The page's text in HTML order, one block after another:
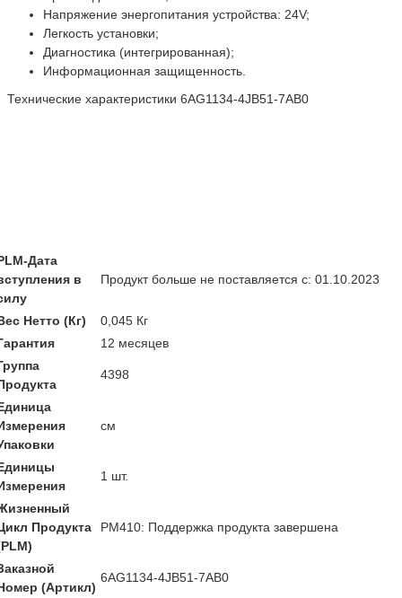
Напряжение энергопитания устройства: 24V;
Легкость установки;
Диагностика (интегрированная);
Информационная защищенность.
Технические характеристики 6AG1134-4JB51-7AB0
Дата
в
Продукт больше не поставляется с: 01.10.2023
Нетто (Кг)
0,045 Кг
12 месяцев
4398
см
1 шт.
Продукта
PM410: Поддержка продукта завершена
(Артикл)
6AG1134-4JB51-7AB0